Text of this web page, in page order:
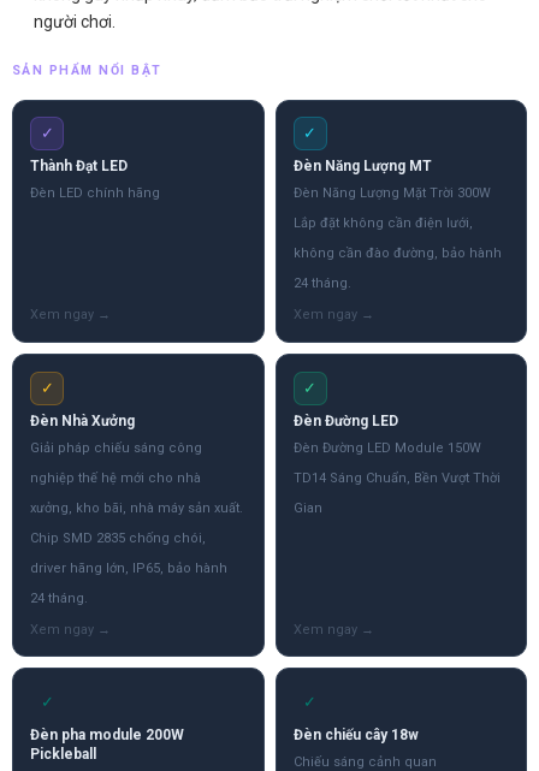
người chơi.
SẢN PHẨM NỔI BẬT
✓
Thành Đạt LED
Đèn LED chính hãng
✓
Đèn Năng Lượng MT
Đèn Năng Lượng Mặt Trời 300W
Lắp đặt không cần điện lưới,
không cần đào đường, bảo hành
24 tháng.
✓
Đèn Nhà Xưởng
Giải pháp chiếu sáng công
nghiệp thế hệ mới cho nhà
xưởng, kho bãi, nhà máy sản xuất.
Chip SMD 2835 chống chói,
driver hãng lớn, IP65, bảo hành
24 tháng.
✓
Đèn Đường LED
Đèn Đường LED Module 150W
TD14 Sáng Chuẩn, Bền Vượt Thời
Gian
✓
Đèn pha module 200W
Pickleball
✓
Đèn chiếu cây 18w
Chiếu sáng cảnh quan